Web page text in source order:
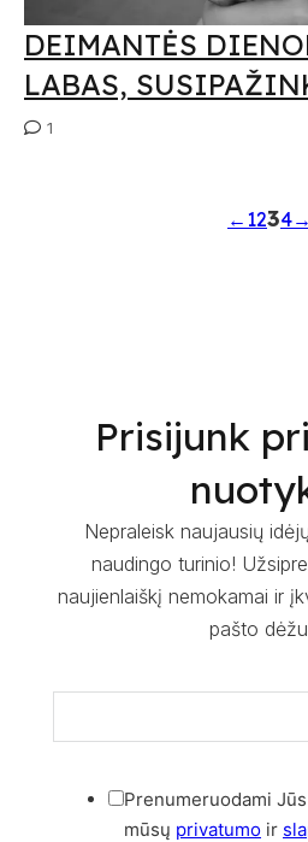
DEIMANTĖS
LABAS,
1
← 1234→
Prisijunk
Nepraleisk naujausių
naudingo turinio!
naujienlaiškį nemokamai ir
pašto
Prenumeruodami
mūsų privatumo ir